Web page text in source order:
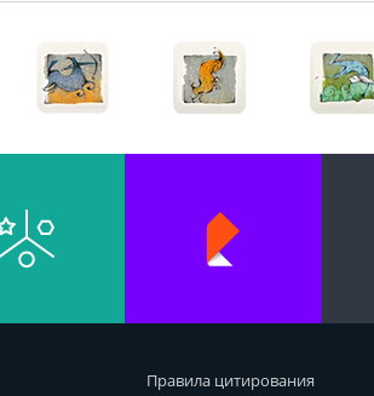
Правила цитирования